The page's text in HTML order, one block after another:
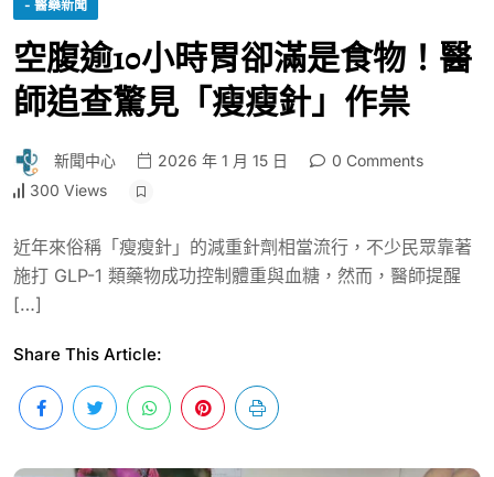
- 醫藥新聞
空腹逾10小時胃卻滿是食物！醫
師追查驚見「瘦瘦針」作祟
新聞中心 2026 年 1 月 15 日
0 Comments
300 Views
近年來俗稱「瘦瘦針」的減重針劑相當流行，不少民眾靠著
施打 GLP-1 類藥物成功控制體重與血糖，然而，醫師提醒
[…]
Share This Article: